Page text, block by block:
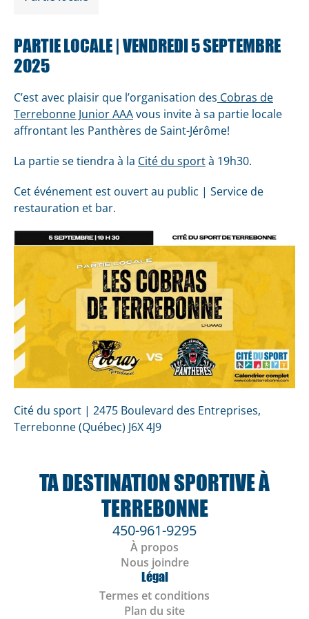
PARTIE LOCALE | VENDREDI 5 SEPTEMBRE
2025
C’est avec plaisir que l’organisation des Cobras de
Terrebonne Junior AAAvous invite à sa partie locale
affrontant les Panthères de Saint-Jérôme!
La partie se tiendra à la Cité du sportà 19h30.
Cet événement est ouvert au public | Service de
restauration et bar.
Cité du sport | 2475 Boulevard des Entreprises,
Terrebonne (Québec) J6X 4J9
TA DESTINATION SPORTIVE À
TERREBONNE
450-961-9295
À propos
Nous joindre
Légal
Termes et conditions
Plan du site